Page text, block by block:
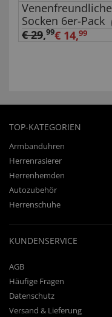
Venenfreundliche
Socken 6er-Pack
€ 29,99€ 14,99
TOP-KATEGORIEN
Armbanduhren
Herrenrasierer
Herrenhemden
Autozubehör
Herrenschuhe
KUNDENSERVICE
AGB
Häufige Fragen
Datenschutz
Versand & Lieferung